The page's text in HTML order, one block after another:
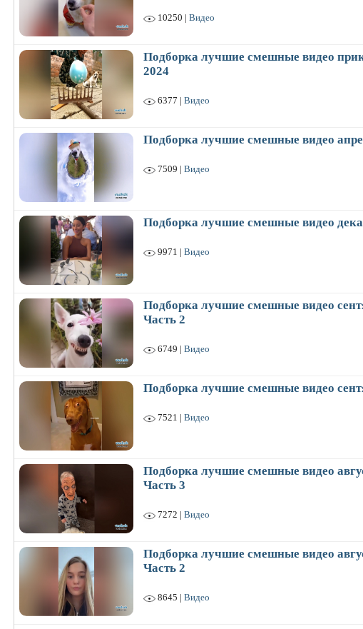
10250 | Видео
Подборка лучшие смешные видео
2024
6377 | Видео
Подборка лучшие смешные видео
7509 | Видео
Подборка лучшие смешные видео
9971 | Видео
Подборка лучшие смешные видео
Часть 2
6749 | Видео
Подборка лучшие смешные видео
7521 | Видео
Подборка лучшие смешные видео
Часть 3
7272 | Видео
Подборка лучшие смешные видео
Часть 2
8645 | Видео